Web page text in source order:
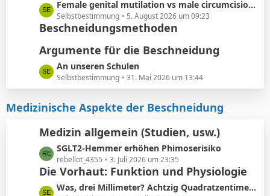
i
r
ä
g
e
e
B
e
i
r
e
L
e
t
t
e
B
e
i
t
ä
g
e
Female genital mutilation vs male circumcision: Understanding the differences
Selbstbestimmung 5. August 2026 um 09:23
Beschneidungsmethoden
Argumente für die Beschneidung
L
e
t
z
t
e
B
e
i
t
r
An unseren Schulen
Selbstbestimmung 31. Mai 2026 um 13:44
Medizinische Aspekte der Beschneidung
Medizin allgemein (Studien, usw.)
L
e
t
z
SGLT2-Hemmer erhöhen Phimoserisiko
rebellot_4355 3. Juli 2026 um 23:35
Die Vorhaut: Funktion und Physiologie
L
Was, drei Millimeter? Achtzig Quadratzentimeter!